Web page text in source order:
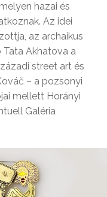
hazai és
Az idei
az archaikus
Akhatova a
street art és
– a pozsonyi
mellett Horányi
Galéria